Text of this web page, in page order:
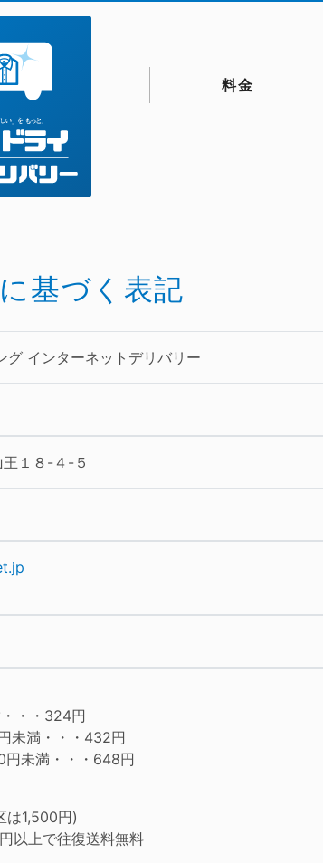
料金
基づく表記
グ インターネットデリバリー
１８-４-５
・・324円
未満・・・432円
未満・・・648円
は1,500円)
以上で往復送料無料